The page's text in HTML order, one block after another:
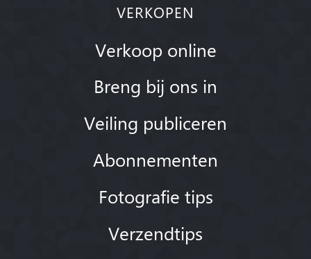
VERKOPEN
Verkoop online
Breng bij ons in
Veiling publiceren
Abonnementen
Fotografie tips
Verzendtips